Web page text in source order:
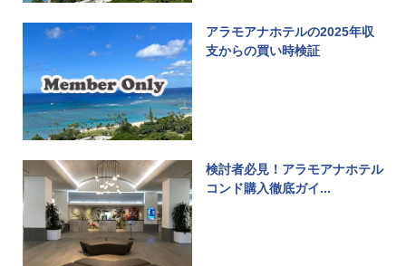
アラモアナホテルの2025年収
支からの買い時検証
検討者必見！アラモアナホテル
コンド購入徹底ガイ...